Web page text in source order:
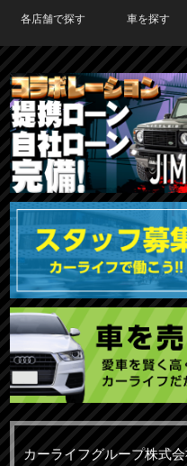
各店舗で探す
TOKYO店在庫車両
大阪店在庫車両
福岡店在庫車両
車を探す
車種で
メーカー
カーライフグループ株式会